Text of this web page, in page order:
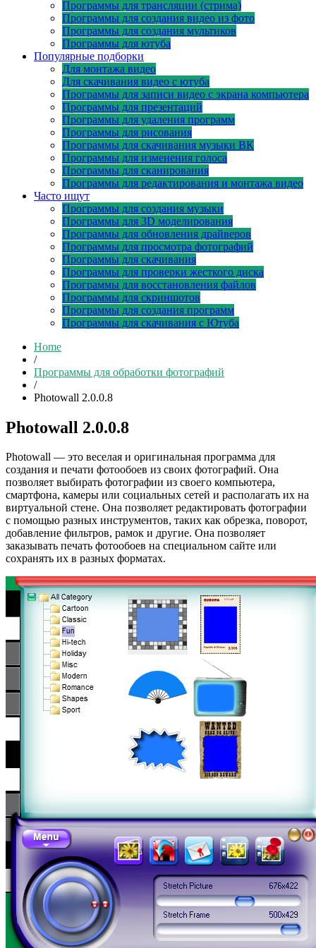
Программы для трансляции (стрима)
Программы для создания видео из фото
Программы для создания мультиков
Программы для ютуба
Популярные подборки
Для монтажа видео
Для скачивания видео с ютуба
Программы для записи видео с экрана компьютера
Программы для презентаций
Программы для удаления программ
Программы для рисования
Программы для скачивания музыки ВК
Программы для изменения голоса
Программы для сканирования
Программы для редактирования и монтажа видео
Часто ищут
Программы для создания музыки
Программы для 3D моделирования
Программы для обновления драйверов
Программы для просмотра фотографий
Программы для скачивания
Программы для проверки жесткого диска
Программы для восстановления файлов
Программы для скриншотов
Программы для создания программ
Программы для скачивания с Ютуба
Home
/
Программы для обработки фотографий
/
Photowall 2.0.0.8
Photowall 2.0.0.8
Photowall — это веселая и оригинальная программа для
создания и печати фотообоев из своих фотографий. Она
позволяет выбирать фотографии из своего компьютера,
смартфона, камеры или социальных сетей и располагать их на
виртуальной стене. Она позволяет редактировать фотографии
с помощью разных инструментов, таких как обрезка, поворот,
добавление фильтров, рамок и другие. Она позволяет
заказывать печать фотообоев на специальном сайте или
сохранять их в разных форматах.